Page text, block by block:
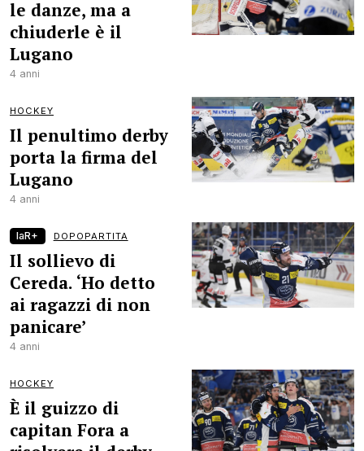
le danze, ma a
chiuderle è il
Lugano
4 anni
HOCKEY
Il penultimo derby
porta la firma del
Lugano
4 anni
laR+ DOPOPARTITA
Il sollievo di
Cereda. ‘Ho detto
ai ragazzi di non
panicare’
4 anni
HOCKEY
È il guizzo di
capitan Fora a